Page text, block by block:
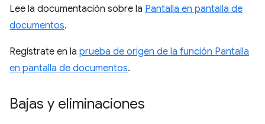
Lee la documentación sobre la Pantalla en pantalla de
documentos.
Regístrate en la prueba de origen de la función Pantalla
en pantalla de documentos.
Bajas y eliminaciones